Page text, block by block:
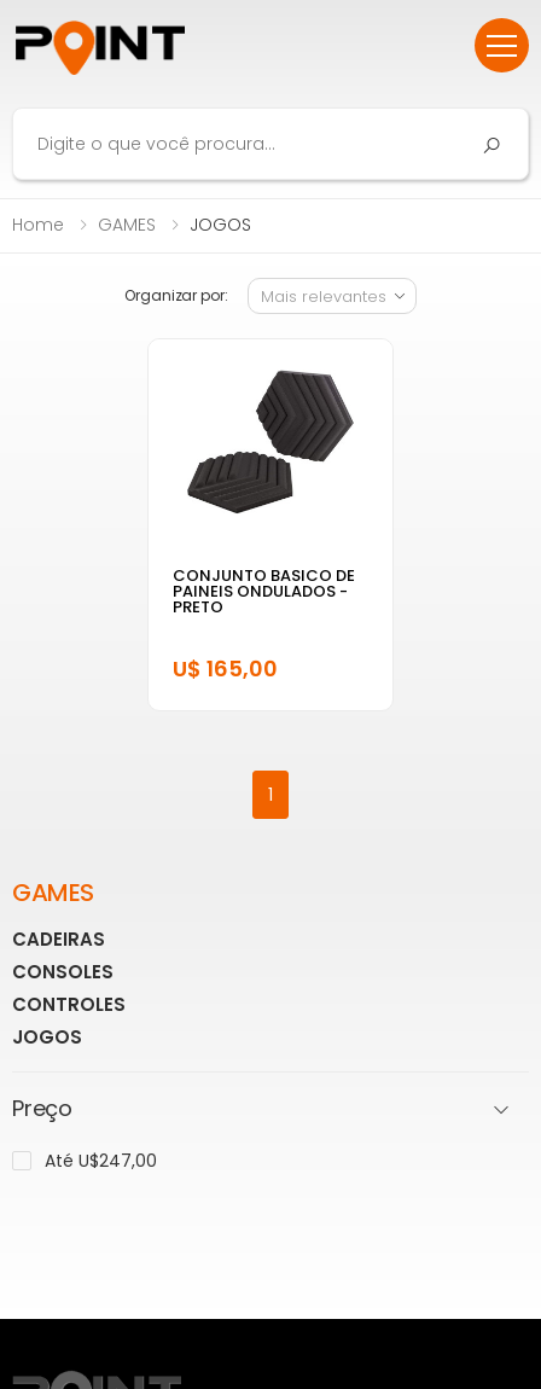
Home GAMES JOGOS
Organizar por:
CONJUNTO BASICO DE
PAINEIS ONDULADOS -
PRETO
U$ 165,00
1
GAMES
CADEIRAS
CONSOLES
CONTROLES
JOGOS
Preço
Até U$247,00